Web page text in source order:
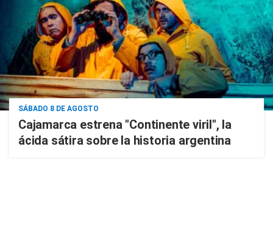
SÁBADO 8 DE AGOSTO
Cajamarca estrena "Continente viril", la
ácida sátira sobre la historia argentina